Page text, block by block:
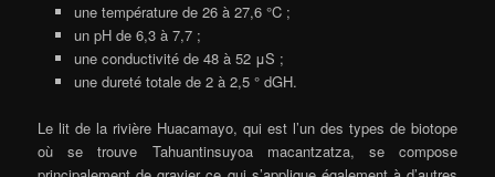
une température de 26 à 27,6 °C ;
un pH de 6,3 à 7,7 ;
une conductivité de 48 à 52 μS ;
une dureté totale de 2 à 2,5 ° dGH.
Le lit de la rivière Huacamayo, qui est l’un des types de biotope
où se trouve Tahuantinsuyoa macantzatza, se compose